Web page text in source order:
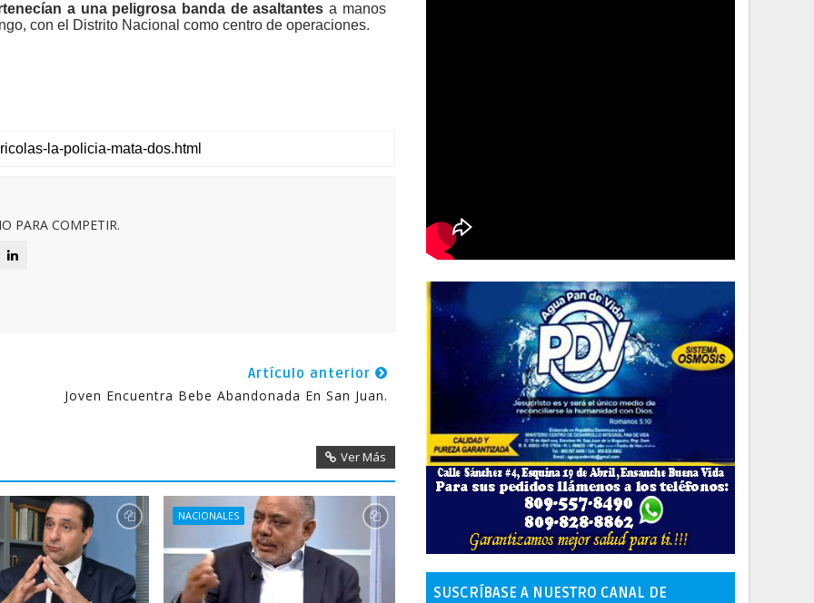
a una peligrosa banda de asaltantes a manos
con el Distrito Nacional como centro de operaciones.
PARA COMPETIR.
Artículo anterior
Joven Encuentra Bebe Abandonada En San Juan.
Ver Más
NACIONALES
SUSCRÍBASE A NUESTRO CANAL DE